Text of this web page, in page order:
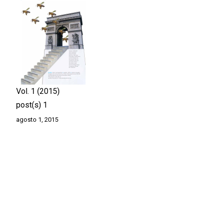
Vol. 1 2015
post(s) 1
agosto 1, 2015